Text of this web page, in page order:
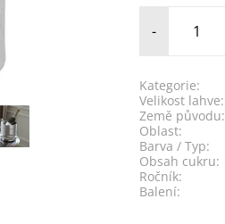
-
Kategorie:
Velikost lahve:
Země původu:
Oblast:
Barva / Typ:
Obsah cukru:
Ročník:
Balení: